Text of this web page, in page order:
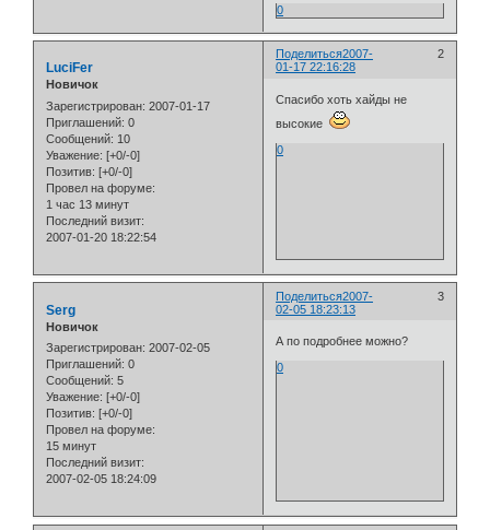
0
Поделиться 2
2007-
01-17 22:16:28
LuciFer
Новичок
Зарегистрирован: 2007-01-17
Приглашений: 0
Сообщений: 10
Уважение: [+0/-0]
Позитив: [+0/-0]
Провел на форуме:
1 час 13 минут
Последний визит:
2007-01-20 18:22:54
Спасибо хоть хайды не
высокие
0
Поделиться 3
2007-
02-05 18:23:13
Serg
Новичок
Зарегистрирован: 2007-02-05
Приглашений: 0
Сообщений: 5
Уважение: [+0/-0]
Позитив: [+0/-0]
Провел на форуме:
15 минут
Последний визит:
2007-02-05 18:24:09
А по подробнее можно?
0